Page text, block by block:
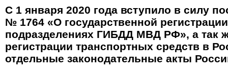
С 1 января 2020 года вступило в силу
№ 1764 «О государственной
подразделениях ГИБДД МВД РФ», а так
регистрации транспортных средств в
отдельные законодательные акты